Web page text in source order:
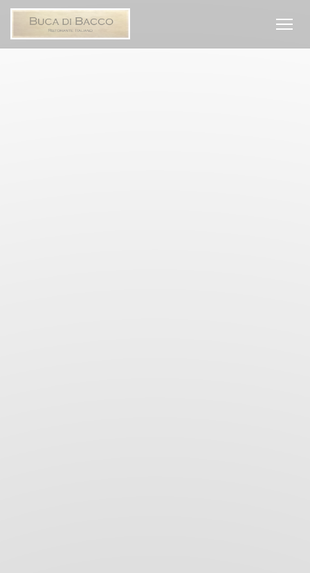
Personalización de sus opciones de cookies